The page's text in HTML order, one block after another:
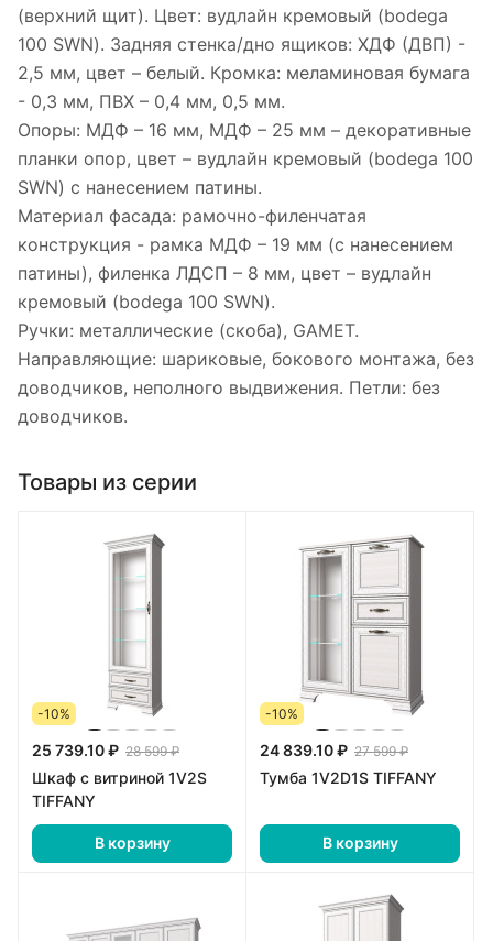
(верхний щит). Цвет: вудлайн кремовый (bodega
100 SWN). Задняя стенка/дно ящиков: ХДФ (ДВП) -
2,5 мм, цвет – белый. Кромка: меламиновая бумага
- 0,3 мм, ПВХ – 0,4 мм, 0,5 мм.
Опоры: МДФ – 16 мм, МДФ – 25 мм – декоративные
планки опор, цвет – вудлайн кремовый (bodega 100
SWN) с нанесением патины.
Материал фасада: рамочно-филенчатая
конструкция - рамка МДФ – 19 мм (с нанесением
патины), филенка ЛДСП – 8 мм, цвет – вудлайн
кремовый (bodega 100 SWN).
Ручки: металлические (скоба), GAMET.
Направляющие: шариковые, бокового монтажа, без
доводчиков, неполного выдвижения. Петли: без
доводчиков.
Товары из серии
-10%
25 739.10 ₽ 28 599 ₽
Шкаф с витриной 1V2S
TIFFANY
В корзину
-10%
24 839.10 ₽ 27 599 ₽
Тумба 1V2D1S TIFFANY
В корзину